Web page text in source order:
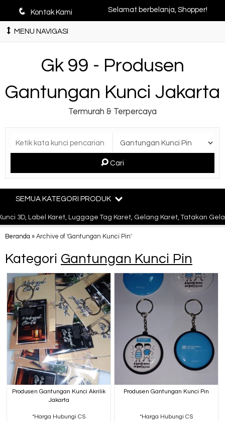
q Kontak Kami Selamat berbelanja, Shopper!
MENU NAVIGASI
Gk 99 - Produsen
Gantungan Kunci Jakarta
Termurah & Terpercaya
Cari
SEMUA KATEGORI PRODUK
3D, Label Karet, Luggage Tag Karet, Gelang Karet, Tatakan
Beranda » Archive of 'Gantungan Kunci Pin'
Kategori Gantungan Kunci Pin
Produsen Gantungan Kunci Akrilik
Jakarta
*Harga Hubungi CS
Produsen Gantungan Kunci Pin
*Harga Hubungi CS